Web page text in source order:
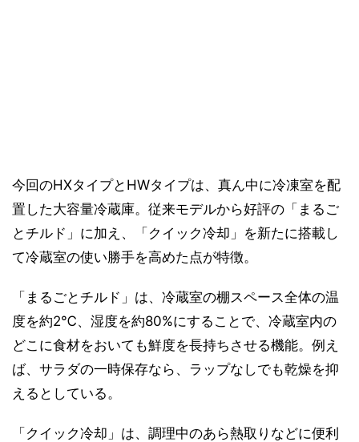
今回のHXタイプとHWタイプは、真ん中に冷凍室を配
置した大容量冷蔵庫。従来モデルから好評の「まるご
とチルド」に加え、「クイック冷却」を新たに搭載し
て冷蔵室の使い勝手を高めた点が特徴。
「まるごとチルド」は、冷蔵室の棚スペース全体の温
度を約2℃、湿度を約80%にすることで、冷蔵室内の
どこに食材をおいても鮮度を長持ちさせる機能。例え
ば、サラダの一時保存なら、ラップなしでも乾燥を抑
えるとしている。
「クイック冷却」は、調理中のあら熱取りなどに便利